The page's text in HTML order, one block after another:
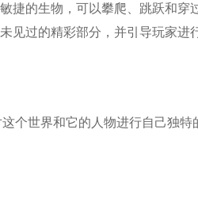
捷的生物，可以攀爬、跳跃和穿
见过的精彩部分，并引导玩家进
个世界和它的人物进行自己独特